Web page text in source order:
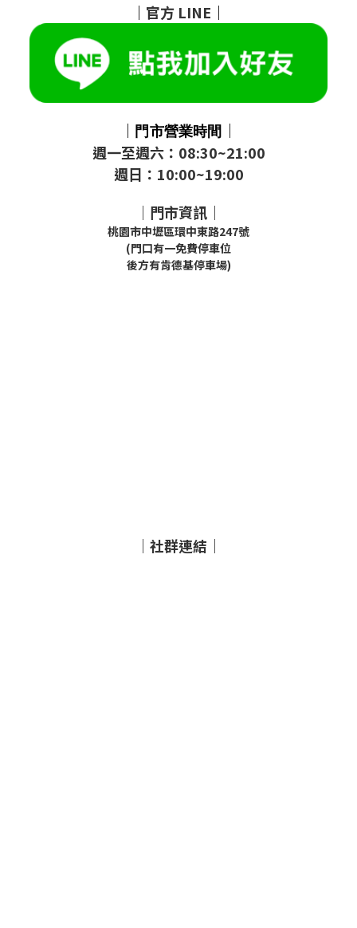
｜ 官方 LINE ｜
｜ 門市營業時間 ｜
週一至週六：08:30~21:00
週日：10:00~19:00
｜門市資訊｜
桃園市中壢區環中東路247號
(門口有一免費停車位
後方有肯德基停車場)
｜社群連結｜